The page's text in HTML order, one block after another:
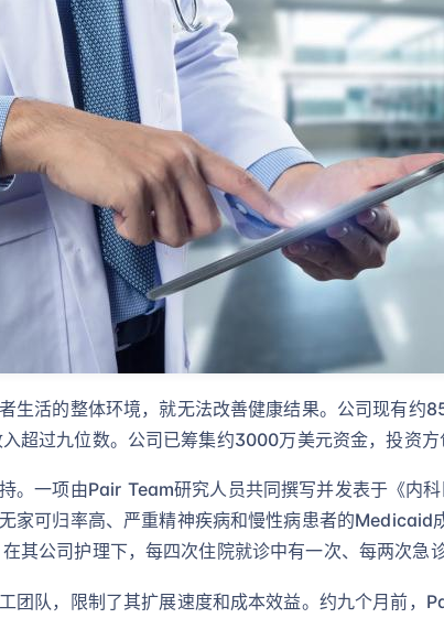
生活的整体环境，就无法改善健康结果。公司现有约
超过九位数。公司已筹集约3000万美元资金，投
。一项由Pair Team研究人员共同撰写并发表于《内
家可归率高、严重精神疾病和慢性病患者的
其公司护理下，每四次住院就诊中有一次、每两次急
团队，限制了其扩展速度和成本效益。约九个月前